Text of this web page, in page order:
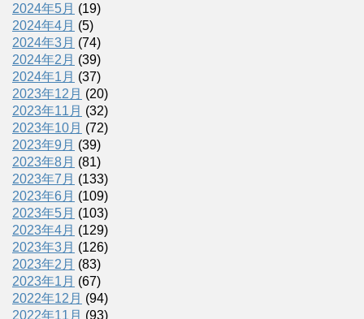
2024年5月 (19)
2024年4月 (5)
2024年3月 (74)
2024年2月 (39)
2024年1月 (37)
2023年12月 (20)
2023年11月 (32)
2023年10月 (72)
2023年9月 (39)
2023年8月 (81)
2023年7月 (133)
2023年6月 (109)
2023年5月 (103)
2023年4月 (129)
2023年3月 (126)
2023年2月 (83)
2023年1月 (67)
2022年12月 (94)
2022年11月 (93)